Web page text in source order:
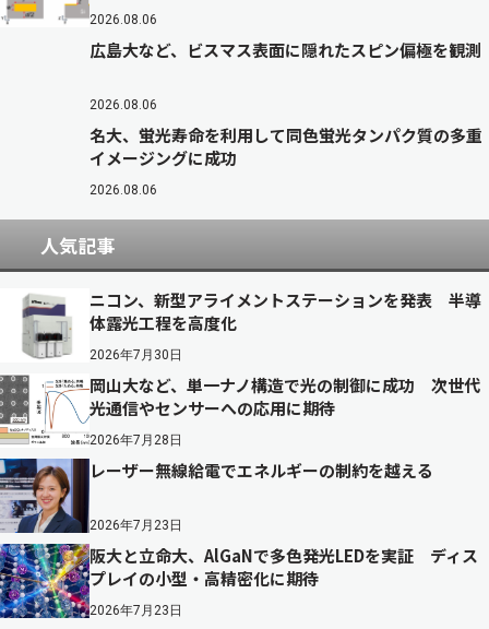
2026.08.06
広島大など、ビスマス表面に隠れたスピン偏極を観測
2026.08.06
名大、蛍光寿命を利用して同色蛍光タンパク質の多重
イメージングに成功
2026.08.06
人気記事
ニコン、新型アライメントステーションを発表 半導
体露光工程を高度化
2026年7月30日
岡山大など、単一ナノ構造で光の制御に成功 次世代
光通信やセンサーへの応用に期待
2026年7月28日
レーザー無線給電でエネルギーの制約を越える
2026年7月23日
阪大と立命大、AlGaNで多色発光LEDを実証 ディス
プレイの小型・高精密化に期待
2026年7月23日